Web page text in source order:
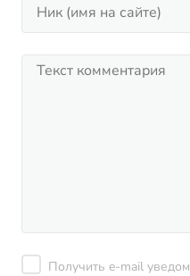
Получить e-mail